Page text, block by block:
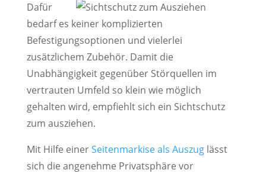
Dafür
bedarf es keiner komplizierten
Befestigungsoptionen und vielerlei
zusätzlichem Zubehör. Damit die
Unabhängigkeit gegenüber Störquellen im
vertrauten Umfeld so klein wie möglich
gehalten wird, empfiehlt sich ein Sichtschutz
zum ausziehen.
Mit Hilfe einerSeitenmarkise als Auszuglässt
sich die angenehme Privatsphäre vor